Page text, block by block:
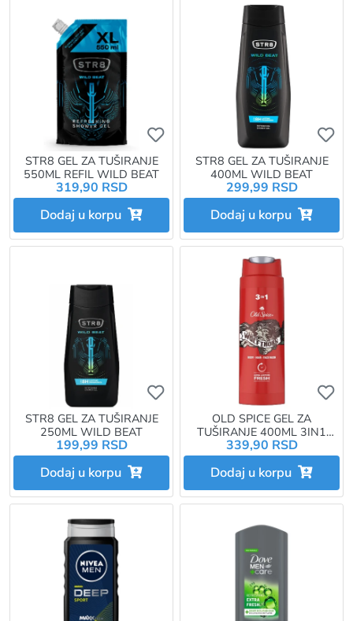
Ukoliko želite da dodate
STR8 GEL ZA TUŠIRANJE
550ML REFIL WILD BEAT
319,90 RSD
Dodaj u korpu
STR8 GEL ZA TUŠIRANJE
400ML WILD BEAT
299,99 RSD
Dodaj u korpu
Ukoliko želite da dodate
STR8 GEL ZA TUŠIRANJE
250ML WILD BEAT
199,99 RSD
Dodaj u korpu
OLD SPICE GEL ZA
TUŠIRANJE 400ML 3IN1
WOLFTHORN
339,90 RSD
Dodaj u korpu